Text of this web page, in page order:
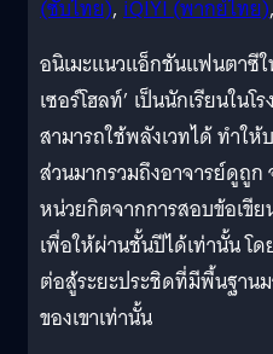
(ซับไทย), iQIYI (พากย์ไทย),
อนิเมะแนวแอ็กชันแฟนตาซีใ
เซอร์โฮลท์’ เป็นนักเรียนใน
สามารถใช้พลังเวทได้ ทำให้
ส่วนมากรวมถึงอาจารย์ดูถูก
หน่วยกิตจากการสอบข้อเขี
เพื่อให้ผ่านชั้นปีได้เท่านั้น โ
ต่อสู้ระยะประชิดที่มีพื้นฐาน
ของเขาเท่านั้น